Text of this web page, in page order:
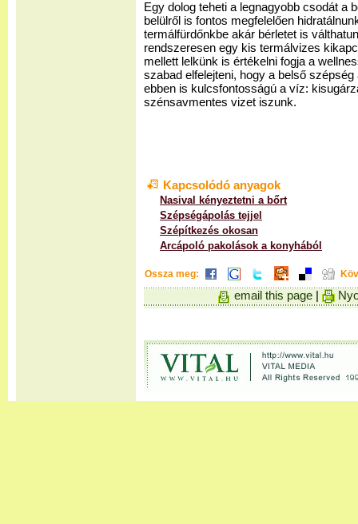
Egy dolog teheti a legnagyobb csodát a
belülről is fontos megfelelően
termálfürdőnkbe akár bérletet is
rendszeresen egy kis termálvizes
mellett lelkünk is értékelni fogja a
szabad elfelejteni, hogy a belső
ebben is kulcsfontosságú a víz:
szénsavmentes vizet iszunk.
Kapcsolódó anyagok
Nasival kényeztetni a bőrt
Szépségápolás tejjel
Szépítkezés okosan
Arcápoló pakolások a konyhából
Ossza meg:
email this page